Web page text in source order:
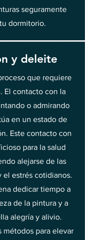
seguramente
dormitorio.
y deleite
que requiere
El contacto con la
o admirando
en un estado de
Este contacto con
para la salud
alejarse de las
el estrés cotidianos.
dedicar tiempo a
de la pintura y a
alegría y alivio.
métodos para elevar